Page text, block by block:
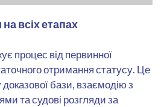
всіх етапах
процес від первинної
отримання статусу. Це
доказової бази, взаємодію з
та судові розгляди за